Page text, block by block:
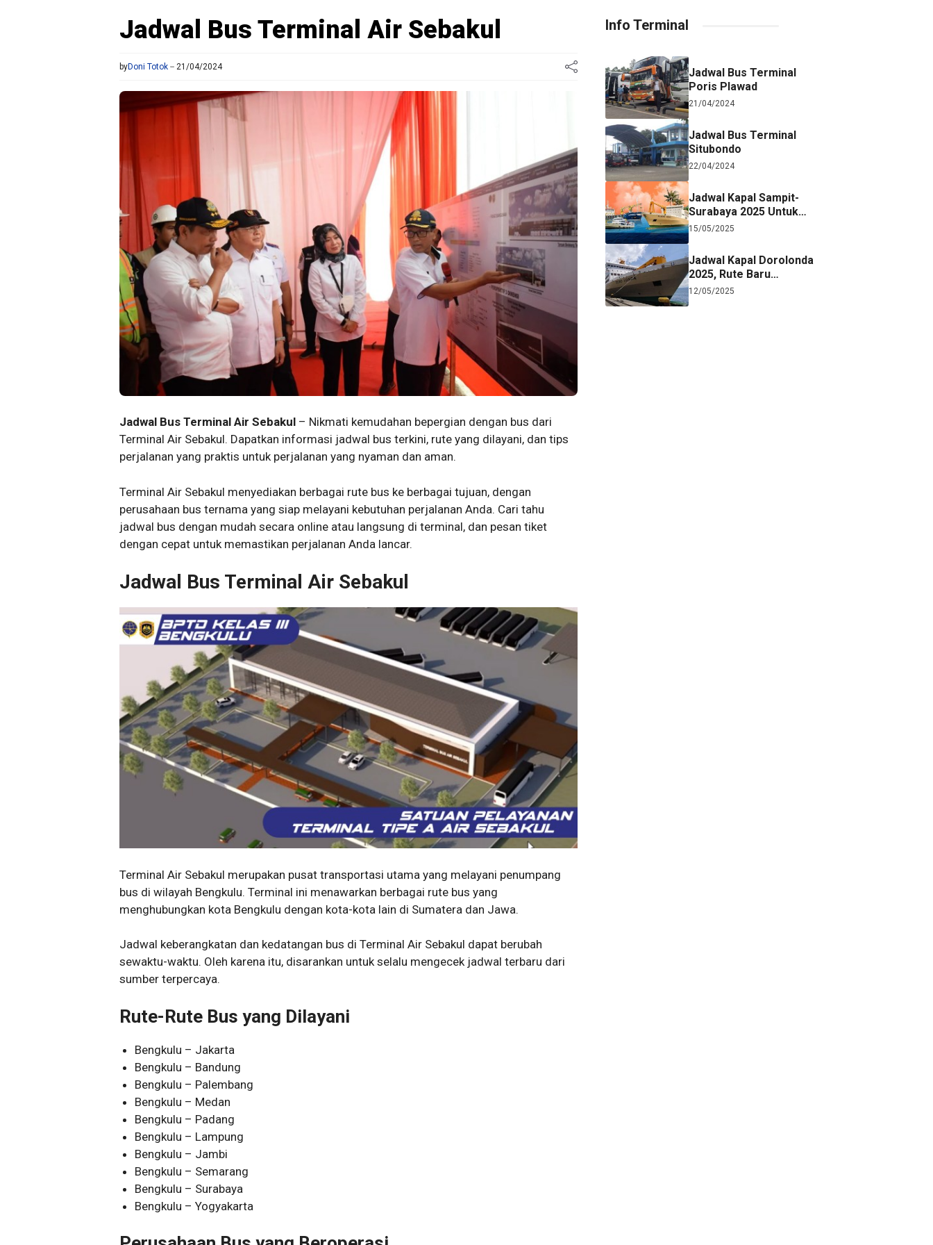
Jadwal Bus Terminal Air Sebakul
byDoni Totok 21/04/2024
Jadwal Bus Terminal Air Sebakul – Nikmati kemudahan bepergian dengan bus dari
Terminal Air Sebakul. Dapatkan informasi jadwal bus terkini, rute yang dilayani, dan tips
perjalanan yang praktis untuk perjalanan yang nyaman dan aman.
Terminal Air Sebakul menyediakan berbagai rute bus ke berbagai tujuan, dengan
perusahaan bus ternama yang siap melayani kebutuhan perjalanan Anda. Cari tahu
jadwal bus dengan mudah secara online atau langsung di terminal, dan pesan tiket
dengan cepat untuk memastikan perjalanan Anda lancar.
Jadwal Bus Terminal Air Sebakul
Terminal Air Sebakul merupakan pusat transportasi utama yang melayani penumpang
bus di wilayah Bengkulu. Terminal ini menawarkan berbagai rute bus yang
menghubungkan kota Bengkulu dengan kota-kota lain di Sumatera dan Jawa.
Jadwal keberangkatan dan kedatangan bus di Terminal Air Sebakul dapat berubah
sewaktu-waktu. Oleh karena itu, disarankan untuk selalu mengecek jadwal terbaru dari
sumber terpercaya.
Rute-Rute Bus yang Dilayani
Bengkulu – Jakarta
Bengkulu – Bandung
Bengkulu – Palembang
Bengkulu – Medan
Bengkulu – Padang
Bengkulu – Lampung
Bengkulu – Jambi
Bengkulu – Semarang
Bengkulu – Surabaya
Bengkulu – Yogyakarta
Info Terminal
Jadwal Bus Terminal
Poris Plawad
21/04/2024
Jadwal Bus Terminal
Situbondo
22/04/2024
Jadwal Kapal Sampit-
Surabaya 2025 Untuk
Referensi Perjalanan
15/05/2025
Jadwal Kapal Dorolonda
2025, Rute Baru
Surabaya-Jayapura
12/05/2025